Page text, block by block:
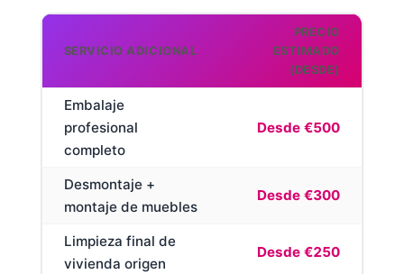
SERVICIO ADICIONAL
PRECIO
ESTIMADO
(DESDE)
Embalaje
profesional
completo
Desde €500
Desmontaje +
montaje de muebles
Desde €300
Limpieza final de
vivienda origen
Desde €250